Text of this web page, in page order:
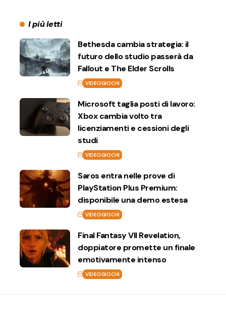
I più letti
Bethesda cambia strategia: il
futuro dello studio passerà da
Fallout e The Elder Scrolls
VIDEOGIOCHI
Microsoft taglia posti di lavoro:
Xbox cambia volto tra
licenziamenti e cessioni degli
studi
VIDEOGIOCHI
Saros entra nelle prove di
PlayStation Plus Premium:
disponibile una demo estesa
VIDEOGIOCHI
Final Fantasy VII Revelation,
doppiatore promette un finale
emotivamente intenso
VIDEOGIOCHI